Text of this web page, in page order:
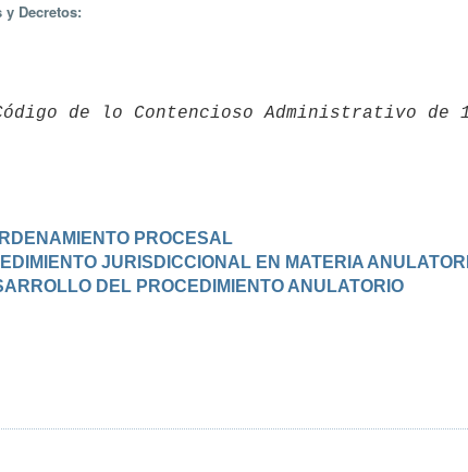
y Decretos:
de lo Contencioso Administrativo de
PROCESAL
JURISDICCIONAL EN MATERIA
DEL PROCEDIMIENTO ANULATORIO